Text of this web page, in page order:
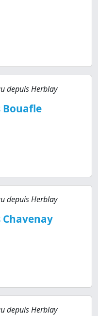
depuis Herblay
Bouafle
depuis Herblay
Chavenay
depuis Herblay